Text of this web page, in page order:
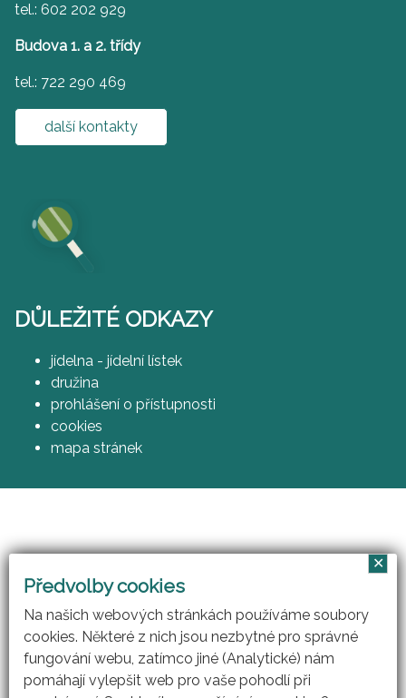
tel.: 602 202 929
Budova 1. a 2. třídy
tel.: 722 290 469
další kontakty
DŮLEŽITÉ ODKAZY
jídelna - jídelní lístek
družina
prohlášení o přístupnosti
cookies
mapa stránek
(CZ.1.07/1.3.00/51.0007)
Předvolby cookies
Na našich webových stránkách používáme soubory
cookies. Některé z nich jsou nezbytné pro správné
fungování webu, zatímco jiné (Analytické) nám
pomáhají vylepšit web pro vaše pohodlí při
✕